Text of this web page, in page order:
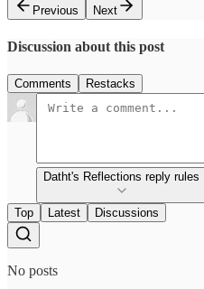
Previous
Next
Discussion about this post
Comments Restacks
Datht's Reflections reply rules
Top Latest Discussions
No posts